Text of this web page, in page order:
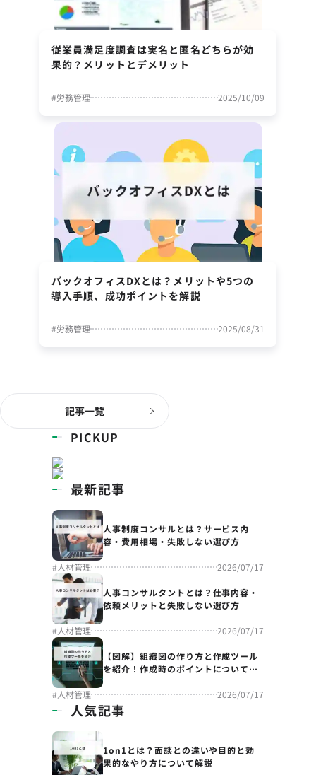
従業員満足度調査は実名と匿名どちらが効
果的？メリットとデメリット
#労務管理 2025/10/09
バックオフィスDXとは？メリットや5つの
導入手順、成功ポイントを解説
#労務管理 2025/08/31
記事一覧
PICKUP
最新記事
人事制度コンサルとは？サービス内
容・費用相場・失敗しない選び方
#人材管理 2026/07/17
人事コンサルタントとは？仕事内容・
依頼メリットと失敗しない選び方
#人材管理 2026/07/17
【図解】組織図の作り方と作成ツール
を紹介！作成時のポイントについても
#人材管理 2026/07/17
人気記事
1on1とは？面談との違いや目的と効
果的なやり方について解説